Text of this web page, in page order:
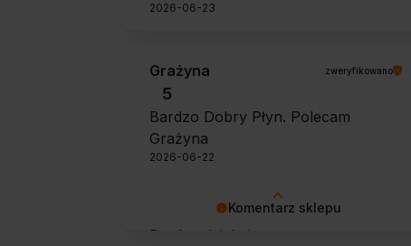
2026-06-23
Komentarz sklepu
Bardzo dziękujemy za pozytywną
Grażyna zweryfikowano
5
Bardzo Dobry Płyn. Polecam
Grażyna
2026-06-22